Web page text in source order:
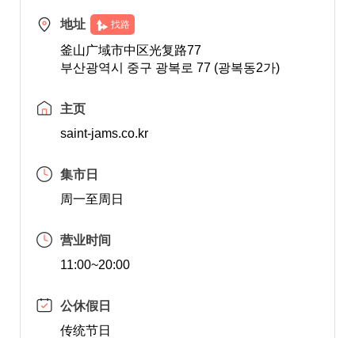
地址 找路
釜山广域市中区光复路77
부산광역시 중구 광복로 77 (광복동2가)
主页
saint-jams.co.kr
集市日
周一至周日
营业时间
11:00~20:00
公休假日
传统节日